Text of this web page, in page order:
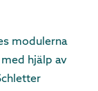
modulerna
hjälp av